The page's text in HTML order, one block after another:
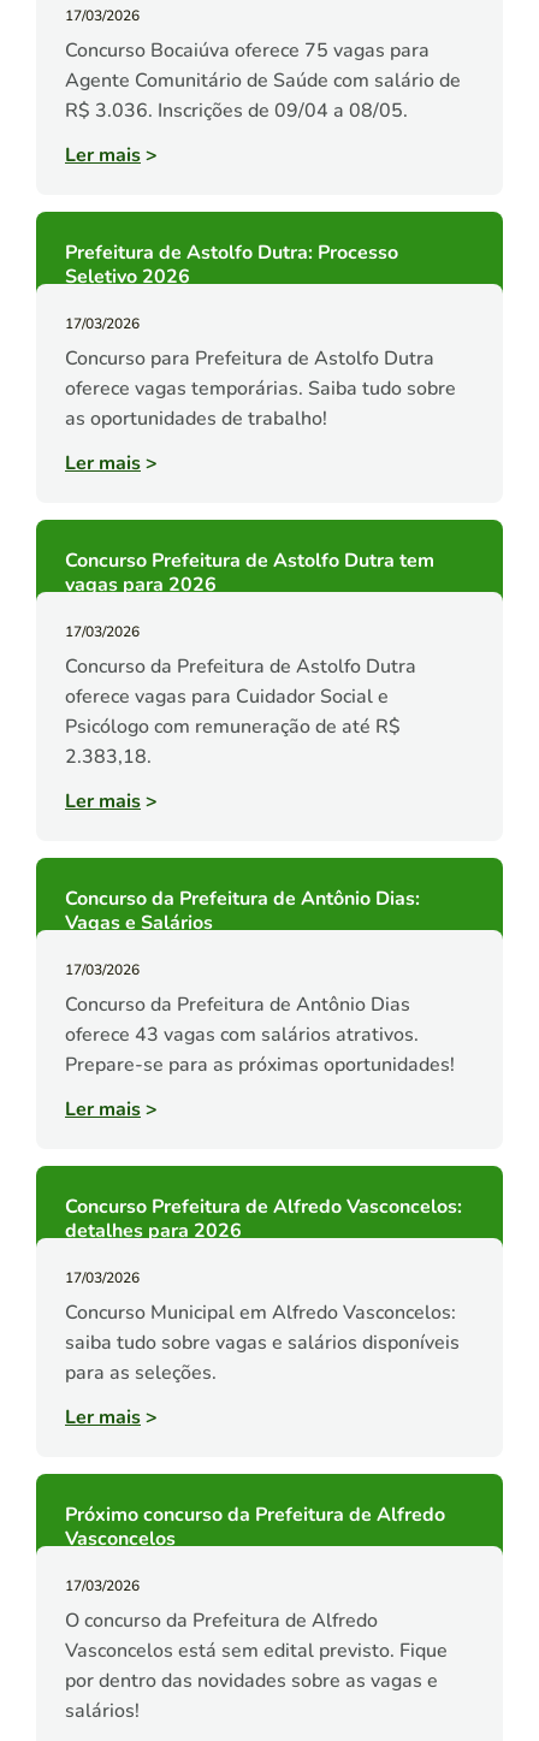
17/03/2026
Concurso Bocaiúva oferece 75 vagas para
Agente Comunitário de Saúde com salário de
R$ 3.036. Inscrições de 09/04 a 08/05.
Ler mais>
Prefeitura de Astolfo Dutra: Processo
Seletivo 2026
17/03/2026
Concurso para Prefeitura de Astolfo Dutra
oferece vagas temporárias. Saiba tudo sobre
as oportunidades de trabalho!
Ler mais>
Concurso Prefeitura de Astolfo Dutra tem
vagas para 2026
17/03/2026
Concurso da Prefeitura de Astolfo Dutra
oferece vagas para Cuidador Social e
Psicólogo com remuneração de até R$
2.383,18.
Ler mais>
Concurso da Prefeitura de Antônio Dias:
Vagas e Salários
17/03/2026
Concurso da Prefeitura de Antônio Dias
oferece 43 vagas com salários atrativos.
Prepare-se para as próximas oportunidades!
Ler mais>
Concurso Prefeitura de Alfredo Vasconcelos:
detalhes para 2026
17/03/2026
Concurso Municipal em Alfredo Vasconcelos:
saiba tudo sobre vagas e salários disponíveis
para as seleções.
Ler mais>
Próximo concurso da Prefeitura de Alfredo
Vasconcelos
17/03/2026
O concurso da Prefeitura de Alfredo
Vasconcelos está sem edital previsto. Fique
por dentro das novidades sobre as vagas e
salários!